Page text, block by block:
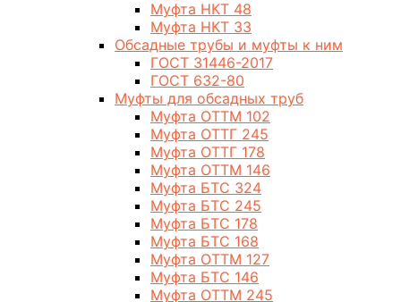
Муфта НКТ 48
Муфта НКТ 33
Обсадные трубы и муфты к ним
ГОСТ 31446-2017
ГОСТ 632-80
Муфты для обсадных труб
Муфта ОТТМ 102
Муфта ОТТГ 245
Муфта ОТТГ 178
Муфта ОТТМ 146
Муфта БТС 324
Муфта БТС 245
Муфта БТС 178
Муфта БТС 168
Муфта ОТТМ 127
Муфта БТС 146
Муфта ОТТМ 245